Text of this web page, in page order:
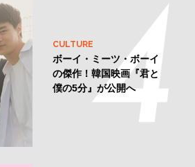
CULTURE
ボーイ・ミーツ・ボーイ
の傑作！韓国映画『君と
僕の5分』が公開へ